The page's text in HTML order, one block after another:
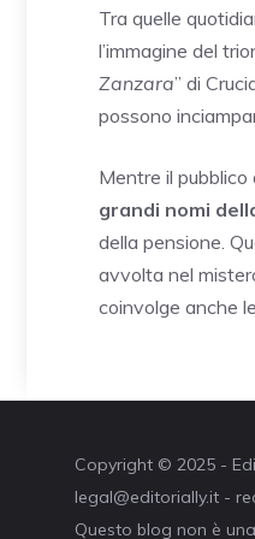
Tra quelle
l’immagine del
Zanzara” di
possono
Mentre il pubblico
grandi nomi
della pensione.
avvolta nel
coinvolge anche
Copyright © 2025 -
legal@editorially.it -
Questo blog non è